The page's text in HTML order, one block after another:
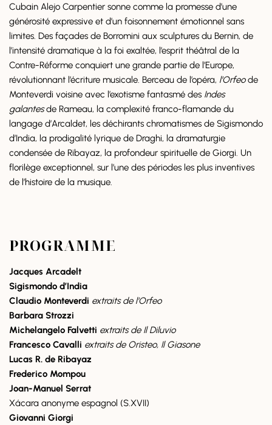
Cubain Alejo Carpentier sonne comme la promesse d’une
générosité expressive et d’un foisonnement émotionnel sans
limites. Des façades de Borromini aux sculptures du Bernin, de
l’intensité dramatique à la foi exaltée, l’esprit théâtral de la
Contre-Réforme conquiert une grande partie de l’Europe,
révolutionnant l’écriture musicale. Berceau de l’opéra, l’Orfeode
Monteverdi voisine avec l’exotisme fantasmé des Indes
galantesde Rameau, la complexité franco-flamande du
langage d’Arcaldet, les déchirants chromatismes de Sigismondo
d’India, la prodigalité lyrique de Draghi, la dramaturgie
condensée de Ribayaz, la profondeur spirituelle de Giorgi. Un
florilège exceptionnel, sur l’une des périodes les plus inventives
de l’histoire de la musique.
PROGRAMME
Jacques Arcadelt
Sigismondo d’India
Claudio Monteverdi extraits de l’Orfeo
Barbara Strozzi
Michelangelo Falvetti extraits de Il Diluvio
Francesco Cavalli extraits de Oristeo, Il Giasone
Lucas R. de Ribayaz
Frederico Mompou
Joan-Manuel Serrat
Xácara anonyme espagnol (S.XVII)
Giovanni Giorgi